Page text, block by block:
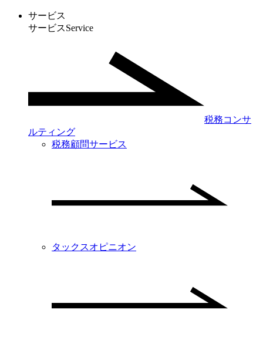
サービス
サービスService
税務コンサ
ルティング
税務顧問サービス
タックスオピニオン